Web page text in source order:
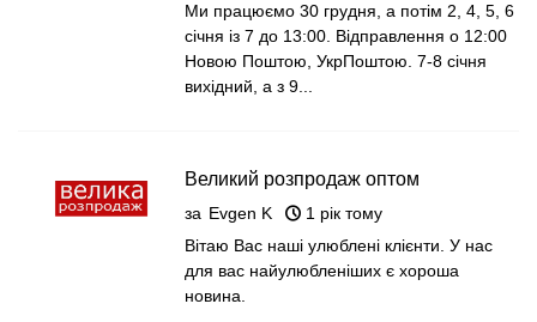
Ми працюємо 30 грудня, а потім 2, 4, 5, 6
січня із 7 до 13:00. Відправлення о 12:00
Новою Поштою, УкрПоштою. 7-8 січня
вихідний, а з 9...
Великий розпродаж оптом
китайських іграшок 7 км Одеса
за Evgen K
1 рік тому
Вітаю Вас наші улюблені клієнти. У нас
для вас найулюбленіших є хороша
новина.